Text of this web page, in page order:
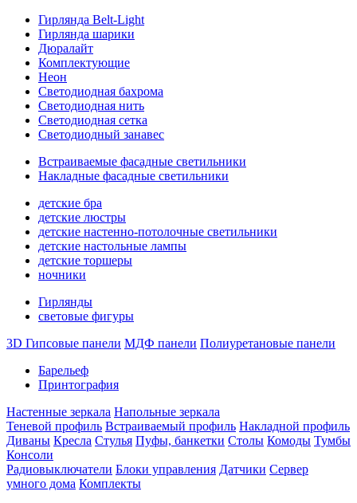
Гирлянда Belt-Light
Гирлянда шарики
Дюралайт
Комплектующие
Неон
Светодиодная бахрома
Светодиодная нить
Светодиодная сетка
Светодиодный занавес
Встраиваемые фасадные светильники
Накладные фасадные светильники
детские бра
детские люстры
детские настенно-потолочные светильники
детские настольные лампы
детские торшеры
ночники
Гирлянды
световые фигуры
3D Гипсовые панели МДФ панели Полиуретановые панели
Барельеф
Принтография
Настенные зеркала Напольные зеркала
Теневой профиль Встраиваемый профиль Накладной профиль
Диваны Кресла Стулья Пуфы, банкетки Столы Комоды Тумбы
Консоли
Радиовыключатели Блоки управления Датчики Сервер
умного дома Комплекты